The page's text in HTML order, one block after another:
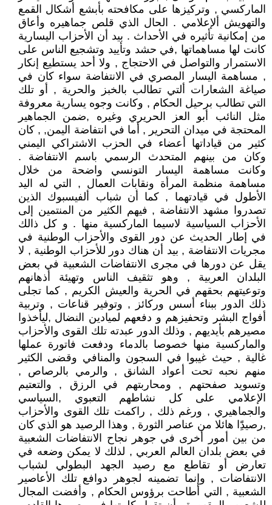
الماركسي , وتركيزها على مكافحته بأبشع أشكال القمع
والتهويش ألإعلامي . الحال الذي قلص جماهيره وأعاق
من إمكانية تأثيره في الأحداث . بيد أن الأحزاب اليسارية
كانت لها مساهماتها ,في حشد وتأييد وتشجيع الناس على
الاستمرار والتواصل في الاحتجاج , ولا أحد يستطيع إنكار
, مساهمة اليسار المصري في الانتفاضة سواء كان في
صياغة الشعارات ألتي تطالب بالخبز والحرية , أو تلك
التي تطالب برحيل الحكام , وكانت وجوه يسارية معروفة
مثل النائب أبو العز الحريري وغيره ,ضمن الجماهير
المحتجة في ميدان التحرير , أما في انتفاضة اليمن, , كان
كثير من قياداتها أعضاء في الحزب الاشتراكي اليمني
وكان من بينهم المتحدث الرسمي باسم الانتفاضة .
وكانت مساهمة اليسار التونسي واضحة من خلال
مساهمة منظمة المرأة ونقابات العمال , التي له اليد
الأطول في قيادتهما , كما أن شباب ألفيسبوك الذين
تصدروا مشهد الانتفاضة , فيهم الكثير من المنتمين إلى
الأحزاب السياسية لاسيما الماركسية منها . و كل ذالك
في إطار الحديث عن دور القوى والأحزاب الوطنية في
مجريات الانتفاضة , بيد أن هناك دور للأحزاب الوطنية , لا
يقل عن دورها في مجرى الانتفاضات الشعبية في بعض
البلدان العربية , وهو تثقيف الناس وتهيئة أذهانهم
وتوعيتهم بحقهم في الحرية والعيش الكريم , كما تجلى
ذلك الدور ببناء أسس وركائز , وتوفير قناعات , وتربية
أفواج البشر وتحفيزهم و دفعهم لميادين النضال ,ليأخذوا
مصيرهم بأيديهم , وذلك الدور عبدته تلك القوى والأحزاب
والماركسية منها خصوصا بالدماء ودفعت فاتورة عملها
غالية , حيث غيبوا في السجون والمنافي وقضى الكثير
منهم نحبه تحت أعواد الشانق , والرمي بالرصاص ,
وتسويد صفحتهم , ومحاربتهم في الرزق , والتعتيم
الإعلامي على كل نشاطهم التعبوي ,السياسي
والجماهيري , ورغم ذلك , راكمت تلك القوى والأحزاب
,رصيدًَِا هائلا من عناصر الثورة , وهذا الرصيد هو الذي كان
من بين أمور أخرى في جوهر نجاح الانتفاضات الشعبية
في بعض بلدان العالم العربي , لذلك لا يمكن وضعه في
تعارض أو تقاطع مع رصيد الجهد البطولي لشباب
الانتفاضات , وإنما تضمينه لجوهر دوافع تلك الأعاصير
الشعبية , التي أطاحت برؤوس الحكام , وأفضت المجال